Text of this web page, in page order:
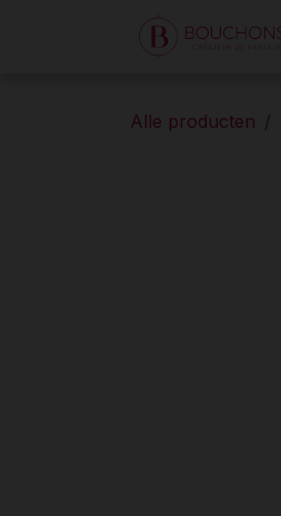
Overslaan naar inhoud
Alle producten